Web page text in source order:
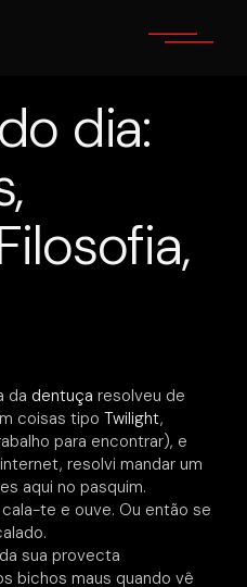
dia:
da dentuça resolveu de
coisas tipoTwilight,
para encontrar), e
resolvi mandar um
aqui no pasquim.
te e ouve. Ou então se
sua provecta
bichos maus quando vê